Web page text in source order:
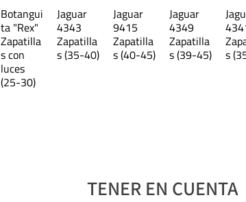
41
Las medidas
Botangui
ta "Rex"
Zapatilla
s con
luces
(25-30)
Jaguar
4343
Zapatilla
s (35-40)
Jaguar
9415
Zapatilla
s (40-45)
Jaguar
4349
Zapatilla
s (39-45)
s
TENER EN CUENTA